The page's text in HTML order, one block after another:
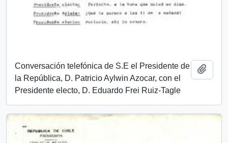
Conversación telefónica de S.E el Presidente de
la República, D. Patricio Aylwin Azocar, con el
Presidente electo, D. Eduardo Frei Ruiz-Tagle